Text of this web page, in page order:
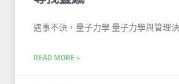
遇事不決，量子力學 量子力學與管理決
READ MORE »